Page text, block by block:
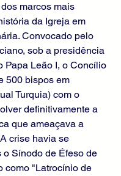
marcos mais
da Igreja em
Convocado pelo
sob a presidência
Papa Leão I, o Concílio
500 bispos em
Turquia) com o
definitivamente a
que ameaçava a
crise havia se
o Sínodo de Éfeso de
como "Latrocínio de